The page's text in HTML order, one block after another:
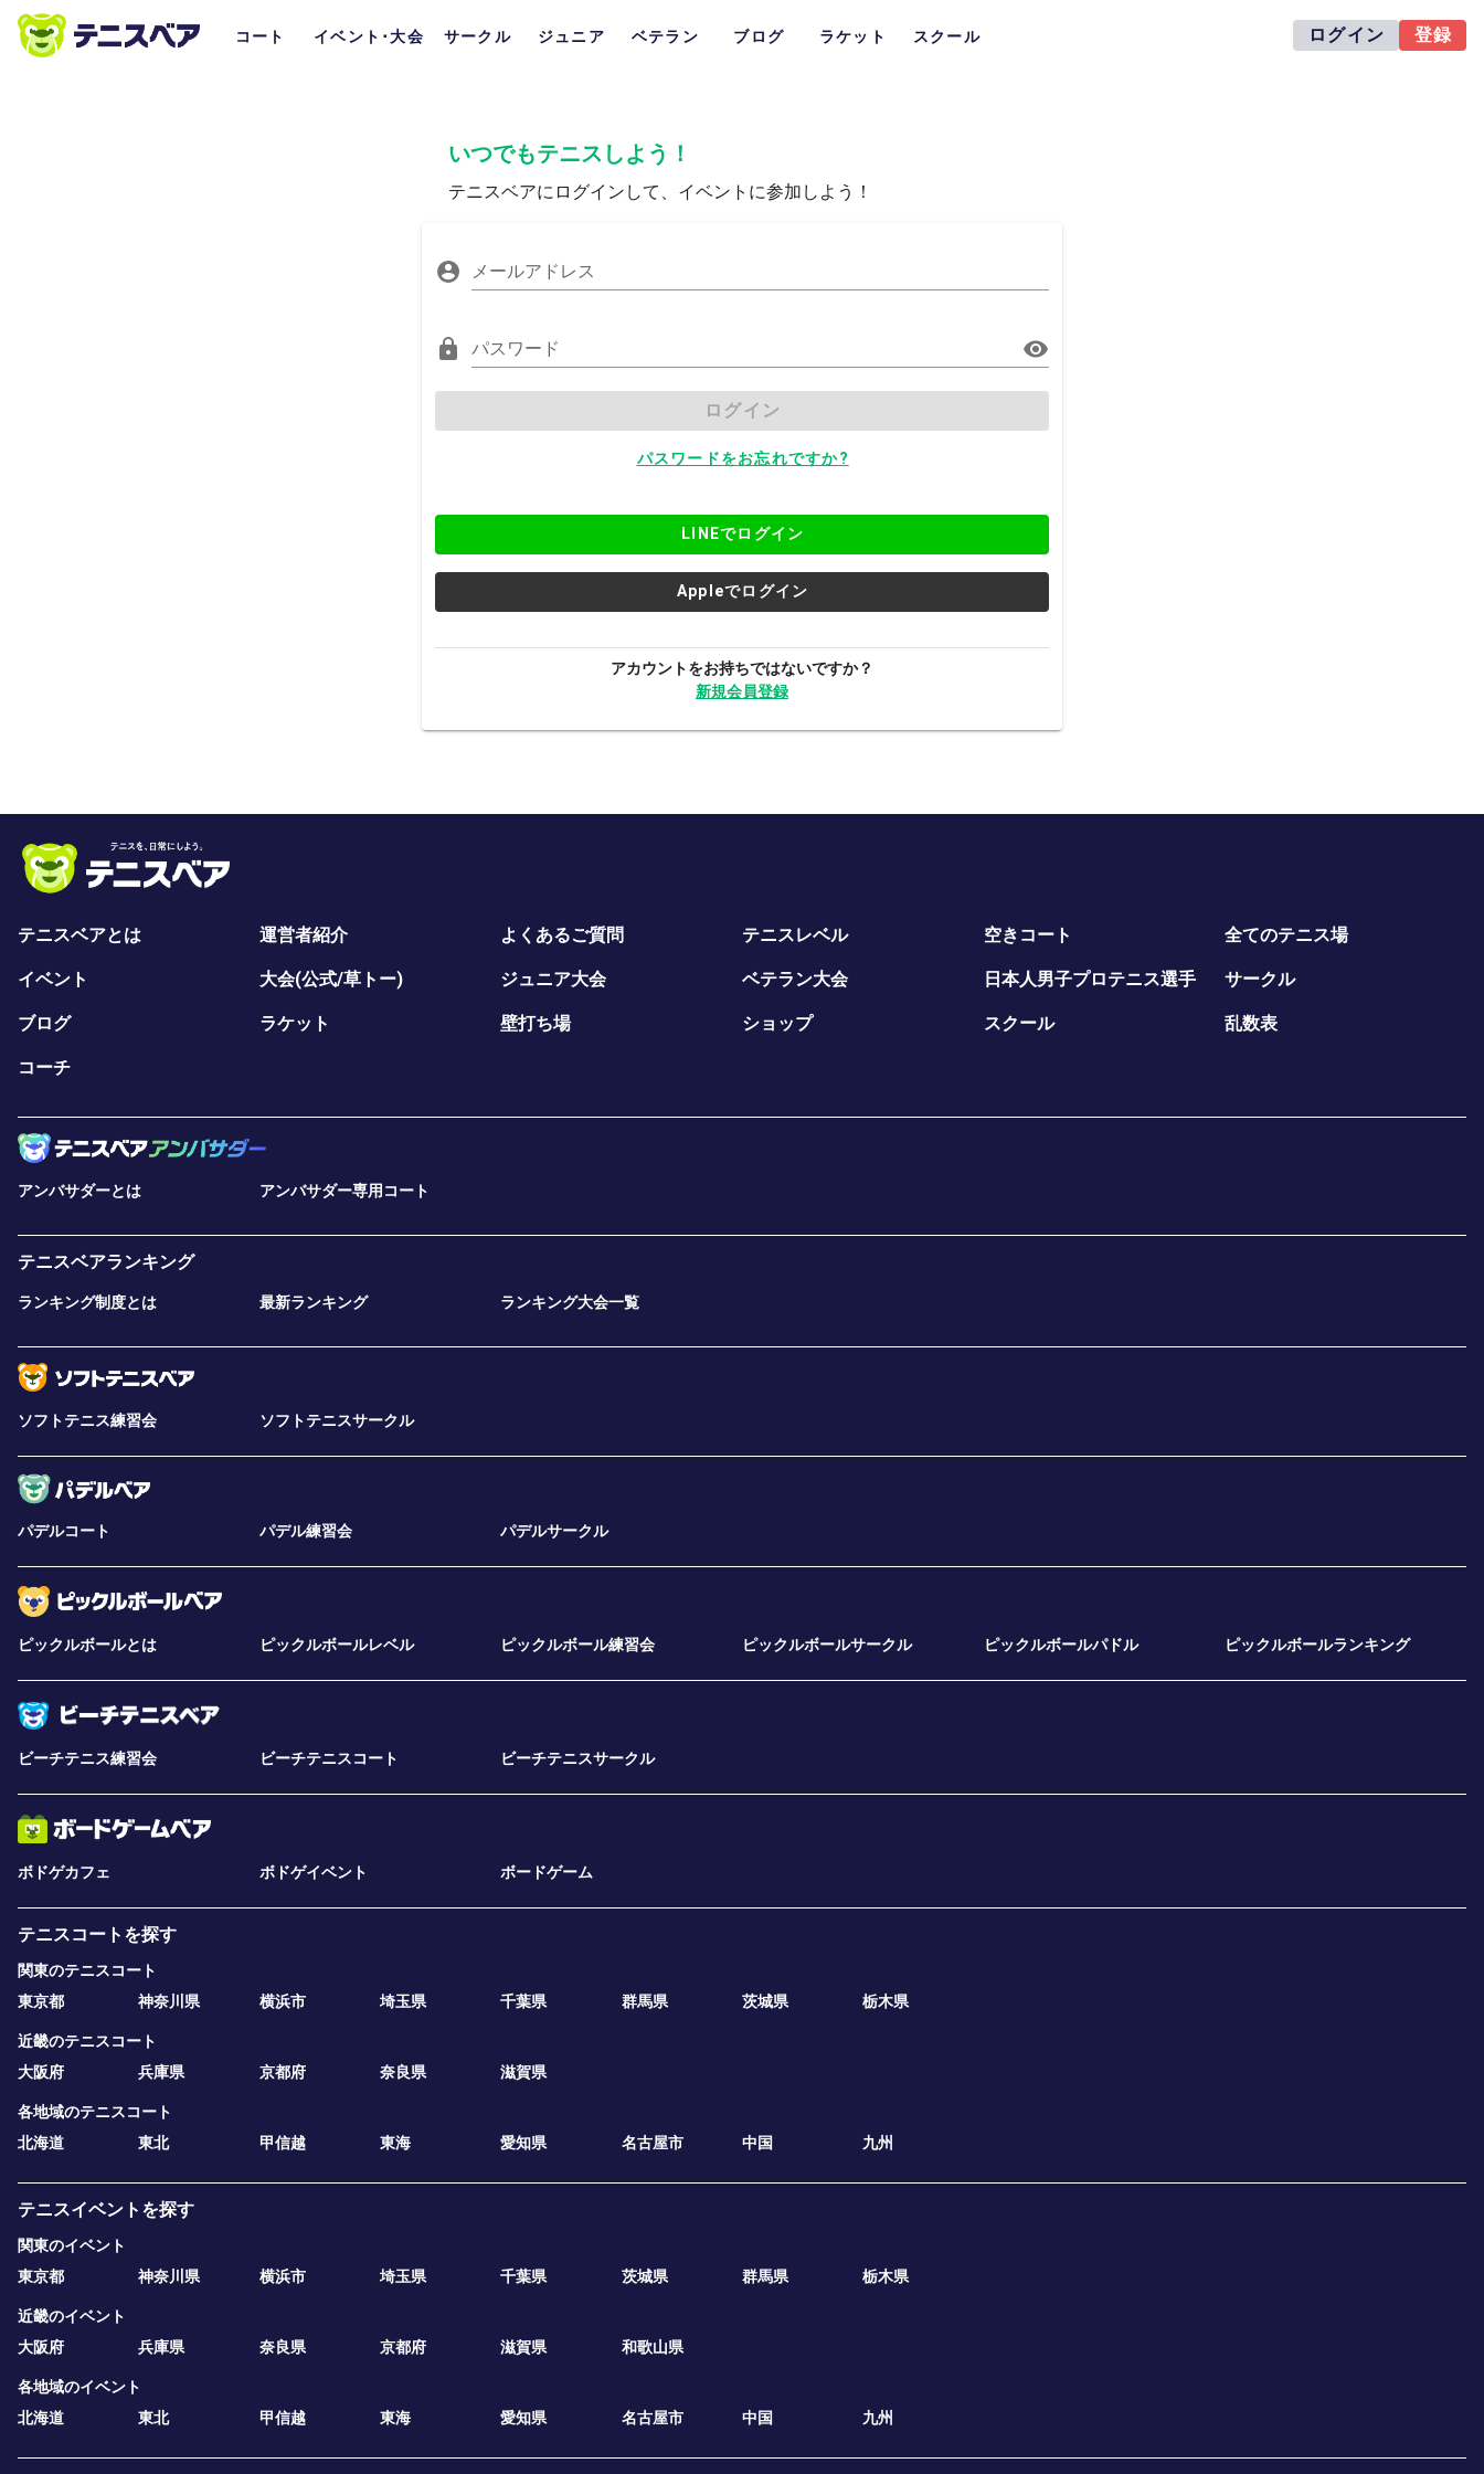
コート イベント･大会 サークル ジュニア ベテラン ブログ ラケット スクール ログイン 登録
いつでもテニスしよう！
テニスベアにログインして、イベントに参加しよう！
メールアドレス
パスワード
ログイン
パスワードをお忘れですか?
LINEでログイン
Appleでログイン
アカウントをお持ちではないですか？
新規会員登録
テニスベアとは 運営者紹介 よくあるご質問 テニスレベル 空きコート 全てのテニス場
イベント 大会(公式/草トー) ジュニア大会 ベテラン大会 日本人男子プロテニス選手 サークル
ブログ ラケット 壁打ち場 ショップ スクール 乱数表
コーチ
アンバサダーとは アンバサダー専用コート
テニスベアランキング
ランキング制度とは 最新ランキング ランキング大会一覧
ソフトテニス練習会 ソフトテニスサークル
パデルコート パデル練習会 パデルサークル
ピックルボールとは ピックルボールレベル ピックルボール練習会 ピックルボールサークル ピックルボールパドル ピックルボールランキング
ビーチテニス練習会 ビーチテニスコート ビーチテニスサークル
ボドゲカフェ ボドゲイベント ボードゲーム
テニスコートを探す
関東のテニスコート
東京都
神奈川県 横浜市 埼玉県 千葉県 群馬県 茨城県 栃木県
近畿のテニスコート
大阪府
兵庫県 京都府 奈良県 滋賀県
各地域のテニスコート
北海道
東北 甲信越 東海 愛知県 名古屋市 中国 九州
テニスイベントを探す
関東のイベント
東京都
神奈川県 横浜市 埼玉県 千葉県 茨城県 群馬県 栃木県
近畿のイベント
大阪府
兵庫県 奈良県 京都府 滋賀県 和歌山県
各地域のイベント
北海道
東北 甲信越 東海 愛知県 名古屋市 中国 九州